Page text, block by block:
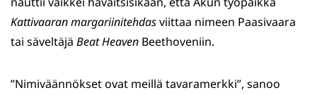
Kattivaaran margariinitehdasviittaa nimeen Paasivaara
tai säveltäjä Beat Heaven Beethoveniin.
”Nimiväännökset ovat meillä tavaramerkki”, sanoo